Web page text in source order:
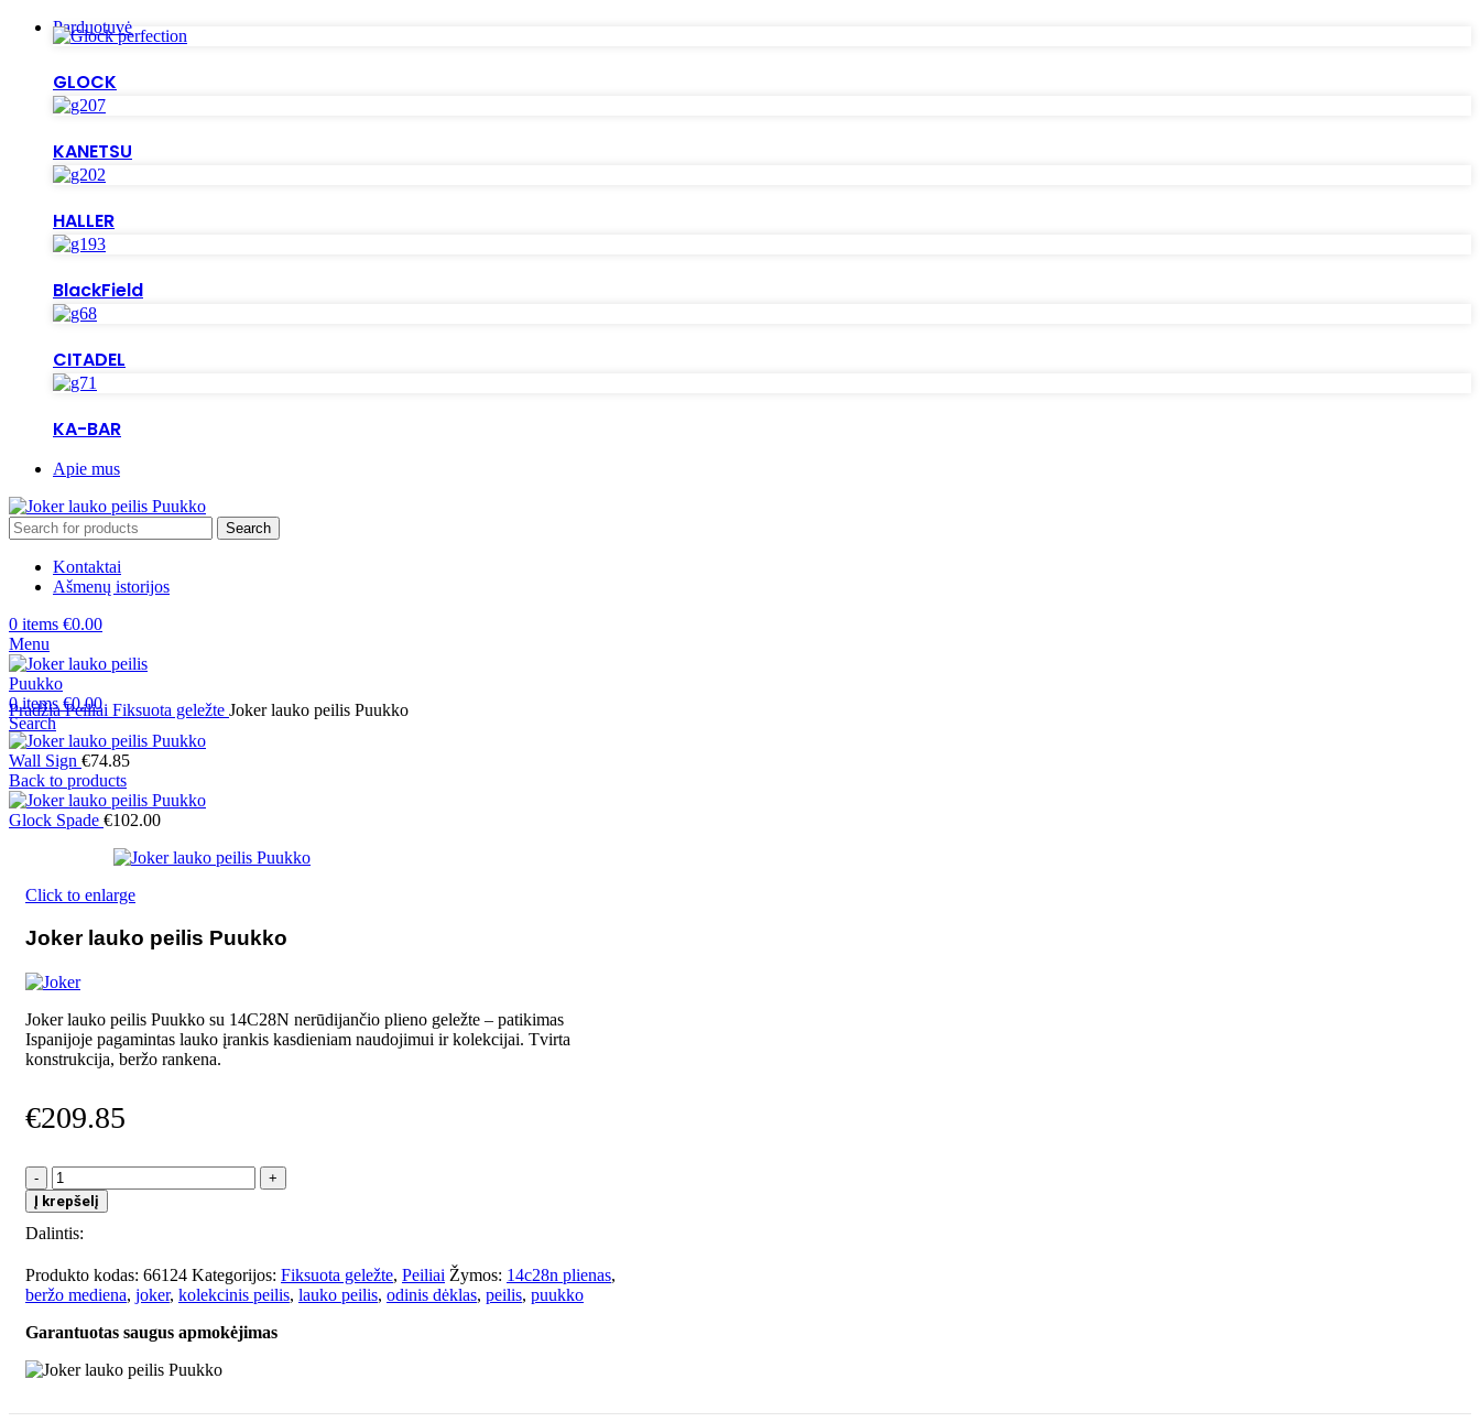
Parduotuvė
GLOCK
KANETSU
HALLER
BlackField
CITADEL
KA-BAR
Apie mus
Search
Kontaktai
Ašmenų istorijos
0 items €0.00
Menu
0items €0.00
Search
PradžiaPeiliai Fiksuota geležte Joker lauko peilis Puukko
Wall Sign €74.85
Back to products
Glock Spade €102.00
Click to enlarge
Joker lauko peilis Puukko
Joker lauko peilis Puukko su 14C28N nerūdijančio plieno geležte – patikimas
Ispanijoje pagamintas lauko įrankis kasdieniam naudojimui ir kolekcijai. Tvirta
konstrukcija, beržo rankena.
€209.85
produkto
kiekis:
Joker
lauko
Puukko
Į krepšelį
Dalintis:
Produkto kodas: 66124 Kategorijos: Fiksuota geležte, Peiliai Žymos: 14c28n plienas,
beržo mediena, joker, kolekcinis peilis, lauko peilis, odinis dėklas, peilis, puukko
Garantuotas saugus apmokėjimas